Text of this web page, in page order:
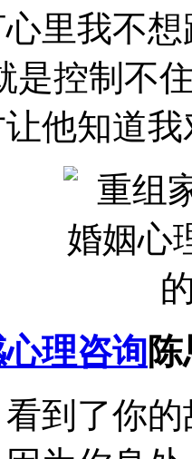
里我不
是控制不
他知道
理咨询
了你的